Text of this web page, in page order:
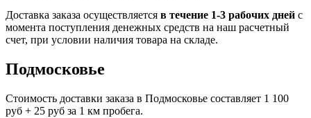
Доставка заказа осуществляется в течение 1-3 рабочих дней с
момента поступления денежных средств на наш расчетный
счет, при условии наличия товара на складе.
Подмосковье
Стоимость доставки заказа в Подмосковье составляет 1 100
руб + 25 руб за 1 км пробега.